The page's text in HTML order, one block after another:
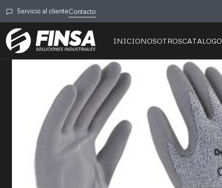
INICIONOSOTROSCATALOGO
Servicio al clienteContacto